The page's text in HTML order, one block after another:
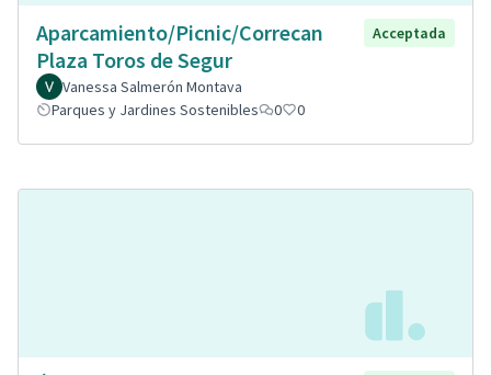
Aparcamiento/Picnic/Correcan
Plaza Toros de Segur
Acceptada
Vanessa Salmerón Montava
Parques y Jardines Sostenibles
0 0